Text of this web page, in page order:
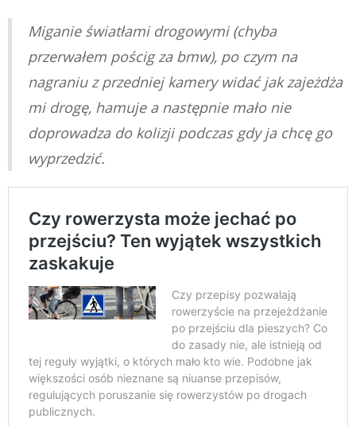
Miganie światłami drogowymi (chyba
przerwałem pościg za bmw), po czym na
nagraniu z przedniej kamery widać jak zajeżdża
mi drogę, hamuje a następnie mało nie
doprowadza do kolizji podczas gdy ja chcę go
wyprzedzić.